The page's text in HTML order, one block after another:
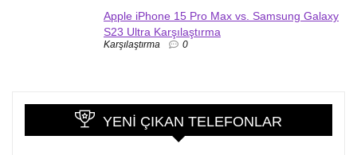
Apple iPhone 15 Pro Max vs. Samsung Galaxy
S23 Ultra Karşılaştırma
Karşılaştırma 0
YENI ÇIKAN TELEFONLAR